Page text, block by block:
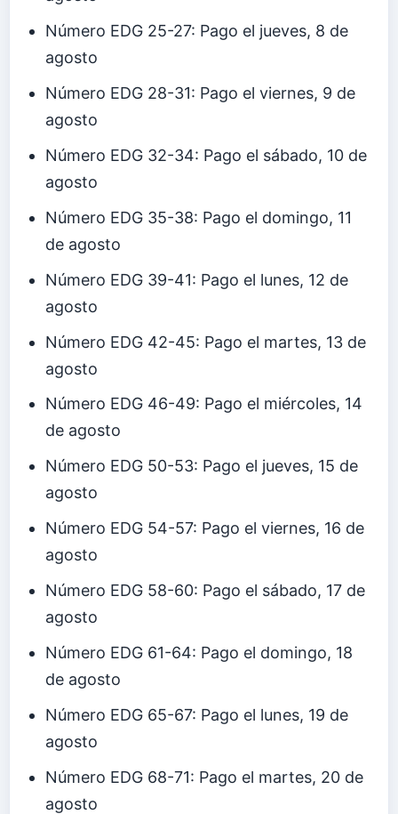
Número EDG 25-27: Pago el jueves, 8 de
agosto
Número EDG 28-31: Pago el viernes, 9 de
agosto
Número EDG 32-34: Pago el sábado, 10 de
agosto
Número EDG 35-38: Pago el domingo, 11
de agosto
Número EDG 39-41: Pago el lunes, 12 de
agosto
Número EDG 42-45: Pago el martes, 13 de
agosto
Número EDG 46-49: Pago el miércoles, 14
de agosto
Número EDG 50-53: Pago el jueves, 15 de
agosto
Número EDG 54-57: Pago el viernes, 16 de
agosto
Número EDG 58-60: Pago el sábado, 17 de
agosto
Número EDG 61-64: Pago el domingo, 18
de agosto
Número EDG 65-67: Pago el lunes, 19 de
agosto
Número EDG 68-71: Pago el martes, 20 de
agosto